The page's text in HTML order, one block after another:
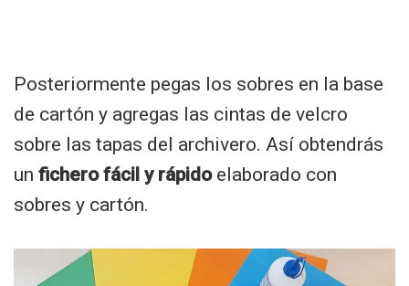
Posteriormente pegas los sobres en la base
de cartón y agregas las cintas de velcro
sobre las tapas del archivero. Así obtendrás
un fichero fácil y rápidoelaborado con
sobres y cartón.